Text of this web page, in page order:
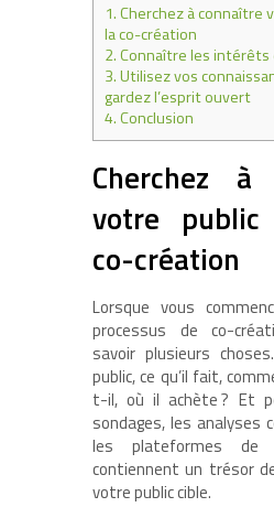
1.Cherchez à connaître
la co-création
2.Connaître les intérêts
3.Utilisez vos
gardez l’esprit ouvert
4.Conclusion
Cherchez à
votre
co-création
Lorsque vous
processus de co-
savoir plusieurs
public, ce qu’il fait,
t-il, où il achète ? Et
sondages, les analyses
les plateformes de
contiennent un trésor
votre public cible.